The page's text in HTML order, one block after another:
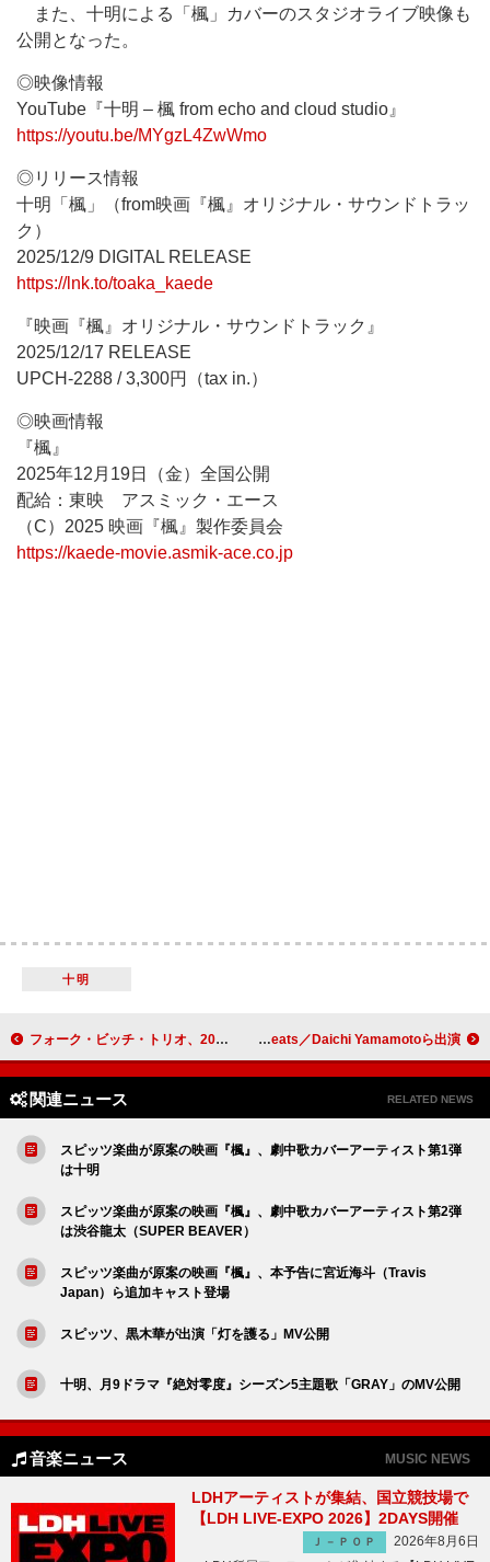
また、十明による「楓」カバーのスタジオライブ映像も
公開となった。
◎映像情報
YouTube『十明 – 楓 from echo and cloud studio』
https://youtu.be/MYgzL4ZwWmo
◎リリース情報
十明「楓」（from映画『楓』オリジナル・サウンドトラッ
ク）
2025/12/9 DIGITAL RELEASE
https://lnk.to/toaka_kaede
『映画『楓』オリジナル・サウンドトラック』
2025/12/17 RELEASE
UPCH-2288 / 3,300円（tax in.）
◎映画情報
『楓』
2025年12月19日（金）全国公開
配給：東映 アスミック・エース
（C）2025 映画『楓』製作委員会
https://kaede-movie.asmik-ace.co.jp
十明
フォーク・ビッチ・トリオ、2026年4月に初来日公演決定 音楽をテーマにしたブックフェス【ワード・オブ・エコー】京都・CLUB METROで開催、tofubeats／Daichi Yamamotoら出演
関連ニュース RELATED NEWS
スピッツ楽曲が原案の映画『楓』、劇中歌カバーアーティスト第1弾
は十明
スピッツ楽曲が原案の映画『楓』、劇中歌カバーアーティスト第2弾
は渋谷龍太（SUPER BEAVER）
スピッツ楽曲が原案の映画『楓』、本予告に宮近海斗（Travis
Japan）ら追加キャスト登場
スピッツ、黒木華が出演「灯を護る」MV公開
十明、月9ドラマ『絶対零度』シーズン5主題歌「GRAY」のMV公開
音楽ニュース MUSIC NEWS
LDHアーティストが集結、国立競技場で
【LDH LIVE-EXPO 2026】2DAYS開催
Ｊ－ＰＯＰ
2026年8月6日